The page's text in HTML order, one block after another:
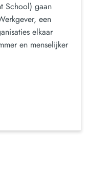
School) gaan
een
elkaar
en menselijker